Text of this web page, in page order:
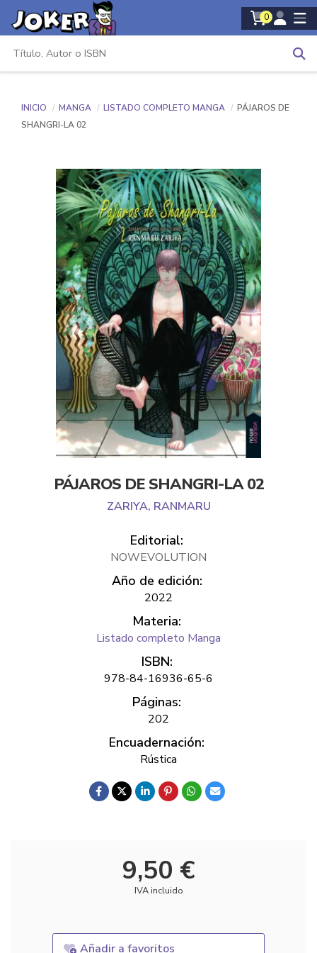
0
INICIO MANGA LISTADO COMPLETO MANGA
PÁJAROS DE
SHANGRI-LA 02
PÁJAROS DE SHANGRI-LA 02
ZARIYA, RANMARU
Editorial:
NOWEVOLUTION
Año de edición:
2022
Materia:
Listado completo Manga
ISBN:
978-84-16936-65-6
Páginas:
202
Encuadernación:
Rústica
9,50 €
IVA incluido
Añadir a favoritos